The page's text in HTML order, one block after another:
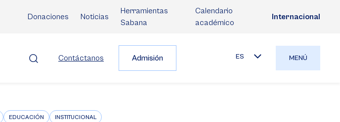
Donaciones Noticias
Herramientas
Sabana
Calendario
académico
Internacional
Contáctanos Admisión ES MENÚ
EDUCACIÓN INSTITUCIONAL